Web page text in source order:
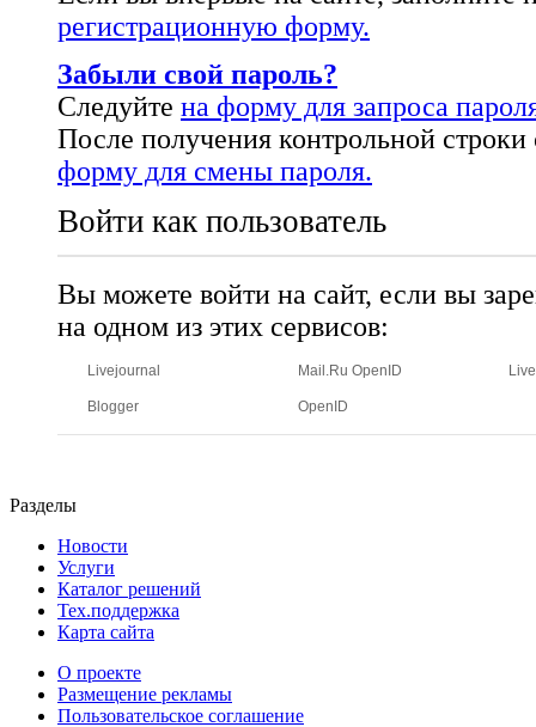
регистрационную форму.
Забыли свой пароль?
Следуйте на форму для запроса
После получения контрольной строки
форму для смены пароля.
Войти как пользователь
Вы можете войти на сайт, если вы
на одном из этих сервисов:
Livejournal Mail.Ru OpenID
Blogger OpenID
Разделы
Новости
Услуги
Каталог решений
Тех.поддержка
Карта сайта
О проекте
Размещение рекламы
Пользовательское соглашение